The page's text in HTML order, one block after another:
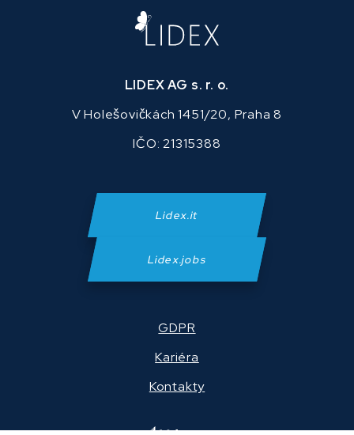
LIDEX AG s. r. o.
V Holešovičkách 1451/20, Praha 8
IČO: 21315388
Lidex.it
Lidex.jobs
GDPR
Kariéra
Kontakty